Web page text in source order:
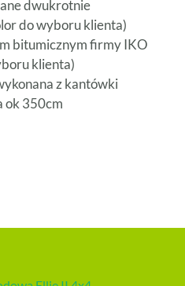
dwukrotnie
do wyboru klienta)
bitumicznym firmy IKO
klienta)
z kantówki
ok 350cm